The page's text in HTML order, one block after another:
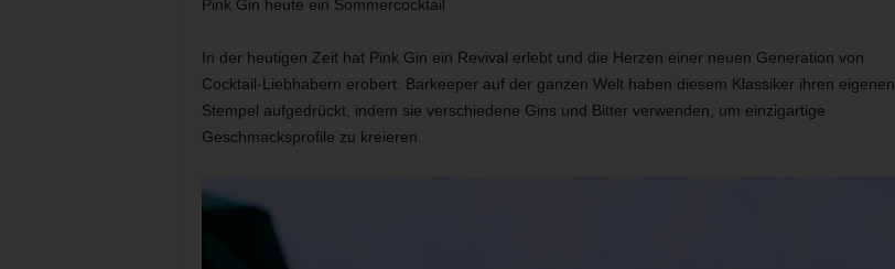
Pink Gin heute ein Sommercocktail
In der heutigen Zeit hat Pink Gin ein Revival erlebt und die Herzen einer neuen Generation von
Cocktail-Liebhabern erobert. Barkeeper auf der ganzen Welt haben diesem Klassiker ihren eigenen
Stempel aufgedrückt, indem sie verschiedene Gins und Bitter verwenden, um einzigartige
Geschmacksprofile zu kreieren.